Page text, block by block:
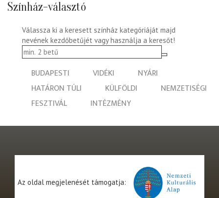
Színház-választó
Válassza ki a keresett színház kategóriáját majd
nevének kezdőbetűjét vagy használja a keresőt!
BUDAPESTI VIDÉKI
NYÁRI
HATÁRON TÚLI
KÜLFÖLDI
NEMZETISÉGI
FESZTIVÁL
INTÉZMÉNY
Az oldal megjelenését támogatja: